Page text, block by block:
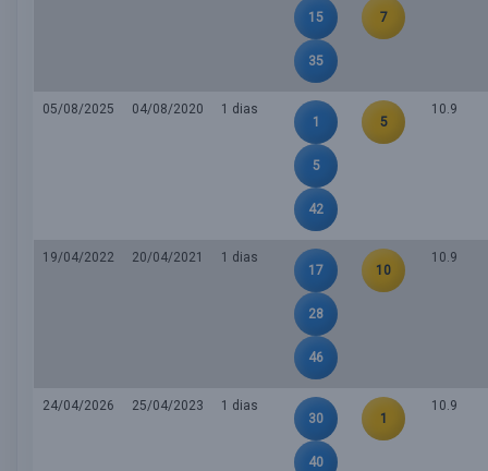
15
35
7
05/08/2025 04/08/2020
1 dias
1
5
42
5
10.9
19/04/2022 20/04/2021
1 dias
17
28
46
10
10.9
24/04/2026 25/04/2023
1 dias
30
40
1
10.9